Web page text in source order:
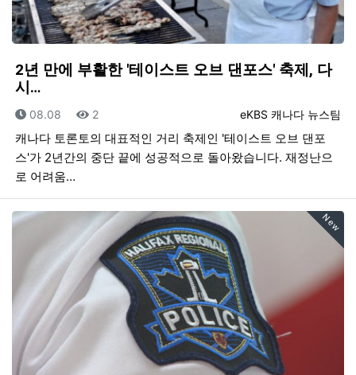
2년 만에 부활한 '테이스트 오브 댄포스' 축제, 다
시…
등록자
eKBS 캐나다 뉴스팀
등록일
08.08 조회
2
캐나다 토론토의 대표적인 거리 축제인 '테이스트 오브 댄포
스'가 2년간의 중단 끝에 성공적으로 돌아왔습니다. 재정난으
로 어려움…
New